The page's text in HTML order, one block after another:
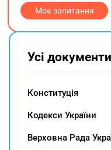
Моє запитання
Усі документи
Конституція
Кодекси України
Верховна Рада